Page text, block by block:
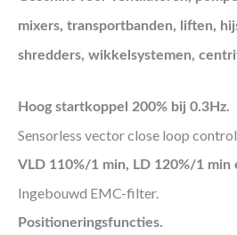
mixers, transportbanden, liften,
shredders, wikkelsystemen,
Hoog startkoppel 200% bij 0.3Hz.
Sensorless vector close loop
VLD 110%/1 min, LD 120%/1 min
Ingebouwd EMC-filter.
Positioneringsfuncties.